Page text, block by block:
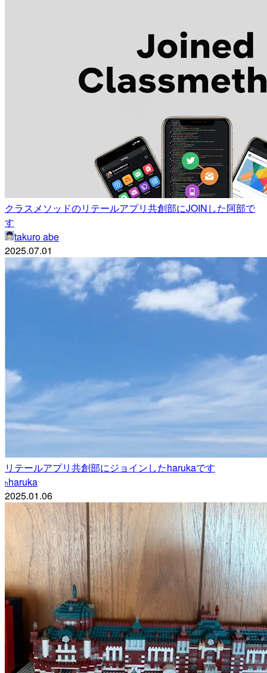
クラスメソッドのリテールアプリ共創部にJOINした阿部で
す
takuro abe
2025.07.01
リテールアプリ共創部にジョインしたharukaです
hharuka
2025.01.06